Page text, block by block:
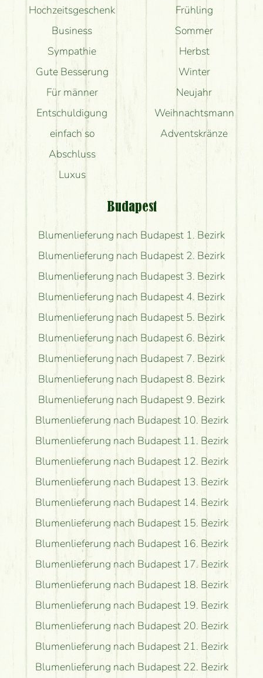
Hochzeitsgeschenk
Business
Sympathie
Gute Besserung
Für männer
Entschuldigung
einfach so
Abschluss
Luxus
Frühling
Sommer
Herbst
Winter
Neujahr
Weihnachtsmann
Adventskränze
Budapest
Blumenlieferung nach Budapest 1. Bezirk
Blumenlieferung nach Budapest 2. Bezirk
Blumenlieferung nach Budapest 3. Bezirk
Blumenlieferung nach Budapest 4. Bezirk
Blumenlieferung nach Budapest 5. Bezirk
Blumenlieferung nach Budapest 6. Bezirk
Blumenlieferung nach Budapest 7. Bezirk
Blumenlieferung nach Budapest 8. Bezirk
Blumenlieferung nach Budapest 9. Bezirk
Blumenlieferung nach Budapest 10. Bezirk
Blumenlieferung nach Budapest 11. Bezirk
Blumenlieferung nach Budapest 12. Bezirk
Blumenlieferung nach Budapest 13. Bezirk
Blumenlieferung nach Budapest 14. Bezirk
Blumenlieferung nach Budapest 15. Bezirk
Blumenlieferung nach Budapest 16. Bezirk
Blumenlieferung nach Budapest 17. Bezirk
Blumenlieferung nach Budapest 18. Bezirk
Blumenlieferung nach Budapest 19. Bezirk
Blumenlieferung nach Budapest 20. Bezirk
Blumenlieferung nach Budapest 21. Bezirk
Blumenlieferung nach Budapest 22. Bezirk